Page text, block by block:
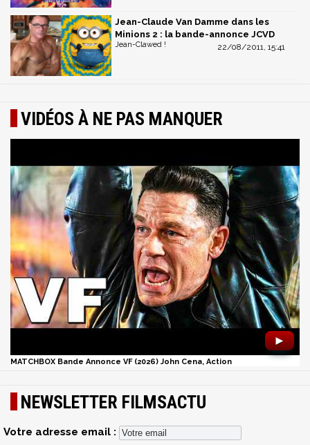
Jean-Claude Van Damme dans les
Minions 2 : la bande-annonce JCVD
22/08/2011, 15:41
Jean-Clawed !
VIDÉOS À NE PAS MANQUER
►
MATCHBOX Bande Annonce VF (2026) John Cena, Action
NEWSLETTER FILMSACTU
Votre adresse email :